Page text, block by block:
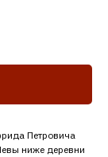
Петровича
ниже деревни